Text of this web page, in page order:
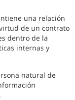
una relación
de un contrato
dentro de la
internas y
natural de